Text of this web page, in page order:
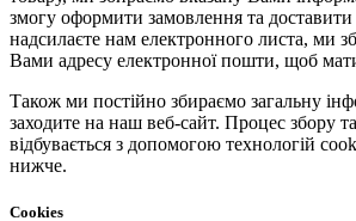
змогу оформити замовлення та
надсилаєте нам електронного листа, ми
Вами адресу електронної пошти, щоб
Також ми постійно збираємо загальну
заходите на наш веб-сайт. Процес збору
відбувається з допомогою технологій
нижче.
Cookies